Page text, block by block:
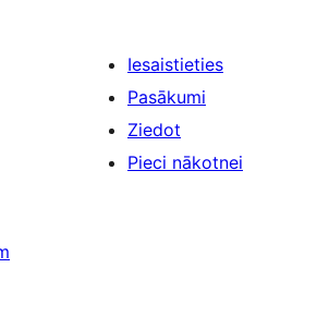
Iesaistieties
Pasākumi
Ziedot
Pieci nākotnei